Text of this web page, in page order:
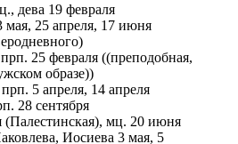
дева 19 февраля
25 апреля, 17 июня
25 февраля ((преподобная,
образе))
5 апреля, 14 апреля
28 сентября
(Палестинская), мц. 20 июня
Иосиева 3 мая, 5